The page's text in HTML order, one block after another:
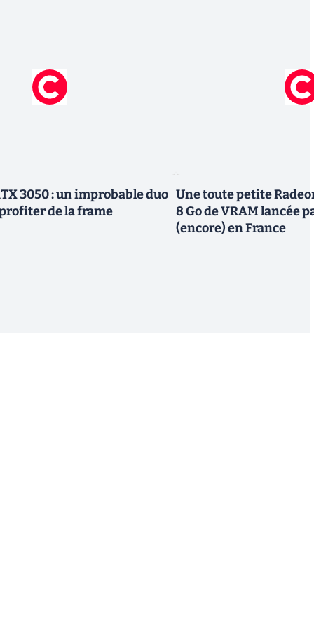
3050 : un improbable duo
de la frame
Une toute petite
8 Go de VRAM lancée
(encore) en France